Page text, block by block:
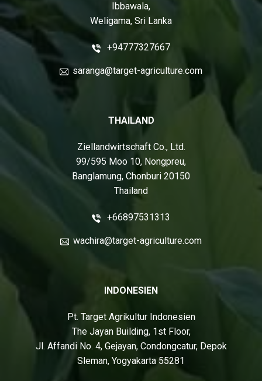
Ibbawala,
Weligama, Sri Lanka
+94777327667
saranga@target-agriculture.com
THAILAND
Ziellandwirtschaft Co., Ltd.
99/595 Moo 10, Nongpreu,
Banglamung, Chonburi 20150
Thailand
+66897531313
wachira@target-agriculture.com
INDONESIEN
Pt. Target Agrikultur Indonesien
The Jayan Building, 1st Floor,
Jl. Affandi No. 4, Gejayan, Condongcatur, Depok
Sleman, Yogyakarta 55281